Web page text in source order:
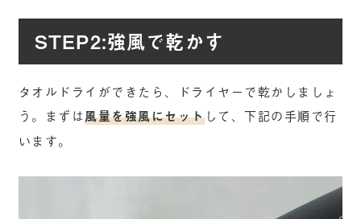
STEP2:強風で乾かす
タオルドライができたら、ドライヤーで乾かしましょ
う。まずは風量を強風にセットして、下記の手順で行
います。